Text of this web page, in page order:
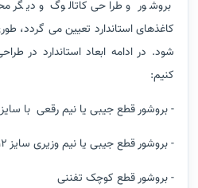
بروشور و طراحی کاتالوگ و دیگر
کاغذهای استاندارد تعیین می گردد،
شود. در ادامه ابعاد استاندارد در
کنیم:
- بروشور قطع جیبی یا نیم رقعی با سایز 10.5*14.5سانتی‌متر
- بروشور قطع جیبی یا نیم وزیری سایز ۱۲* ۱۶٫۵ سانتی‌متر
- بروشور قطع کوچک تفننی